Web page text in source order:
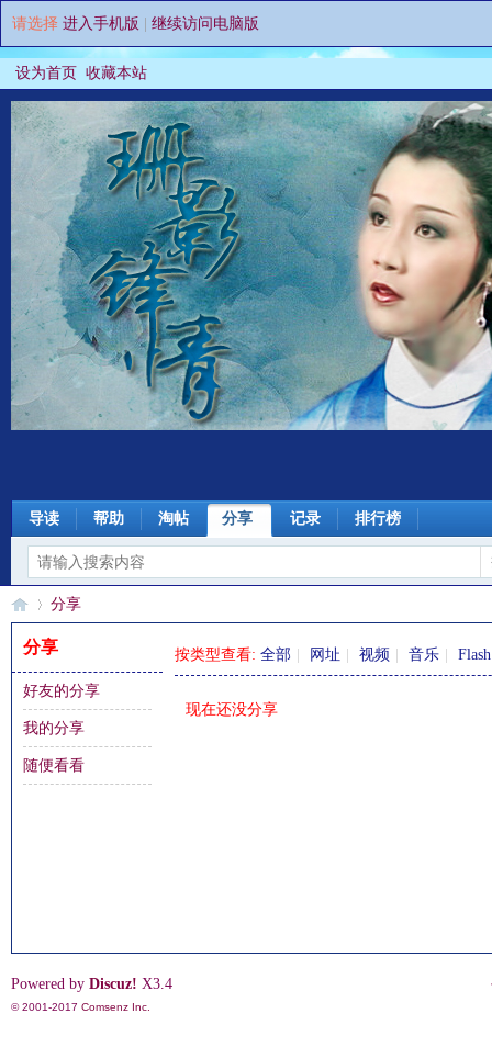
请选择 进入手机版 继续访问电脑版
设为首页 收藏本站
导读 帮助 淘帖 分享 记录 排行榜
›
分享
分享
好友的分享
我的分享
随便看看
按类型查看: 全部 网址 视频 音乐 Flash
现在还没分享
Powered by Discuz! X3.4
© 2001-2017 Comsenz Inc.